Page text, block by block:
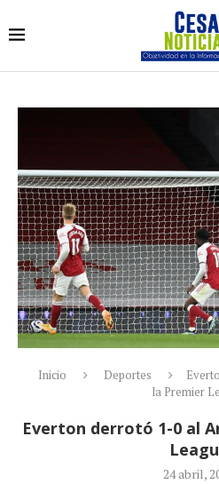
Inicio Deportes
la Premier
Everton derrotó 1-0 al
24 abril,